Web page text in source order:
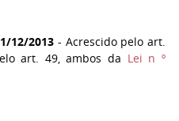
2013 - Acrescido pelo art.
art. 49, ambos da Lei n º